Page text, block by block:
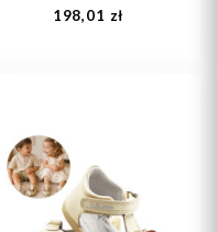
198,01 zł
21 23